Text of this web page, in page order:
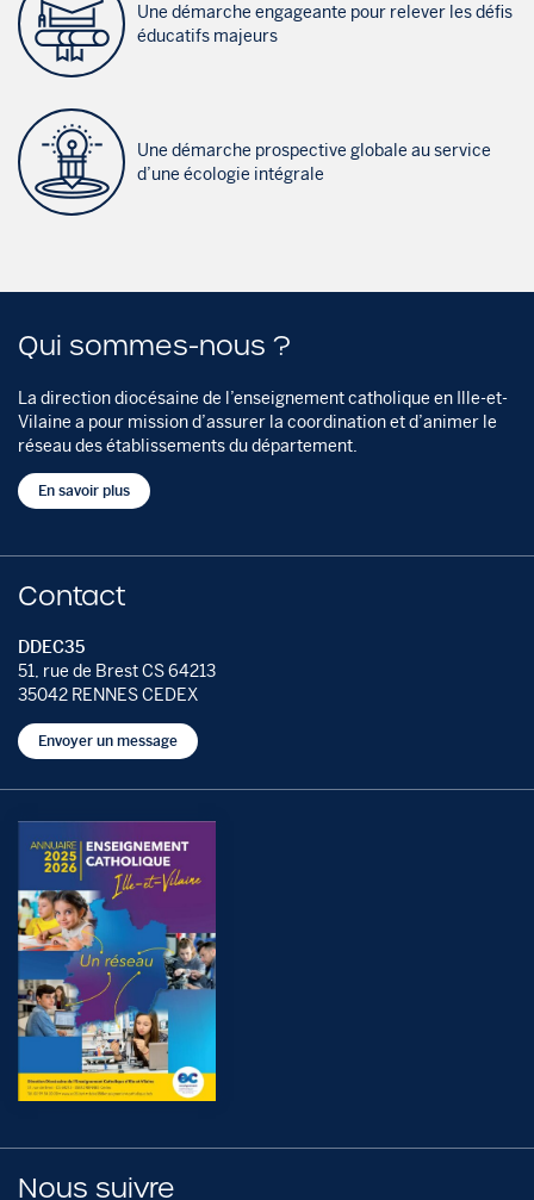
Une démarche engageante pour relever les défis
éducatifs majeurs
Une démarche prospective globale au service
d’une écologie intégrale
Qui sommes-nous ?
La direction diocésaine de l’enseignement catholique en Ille-et-
Vilaine a pour mission d’assurer la coordination et d’animer le
réseau des établissements du département.
En savoir plus
Contact
DDEC35
51, rue de Brest CS 64213
35042 RENNES CEDEX
Envoyer un message
Nous suivre